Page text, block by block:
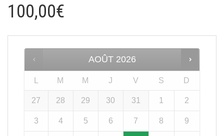
100,00€
AOÛT 2026
M M J V S D
27 28 29 30 31 1 2
3 4 5 6 7 8 9